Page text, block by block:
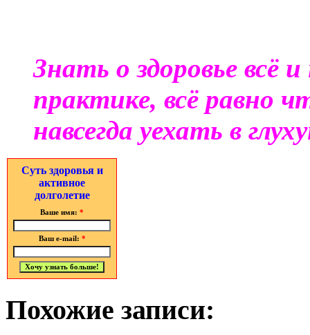
Знать о здоровье всё
практике, всё равно
навсегда уехать в
Суть здоровья и
активное
долголетие
Ваше имя: *
Ваш e-mail: *
Похожие записи: